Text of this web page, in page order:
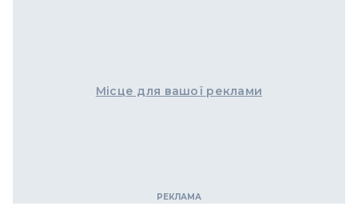
Місце для вашої реклами